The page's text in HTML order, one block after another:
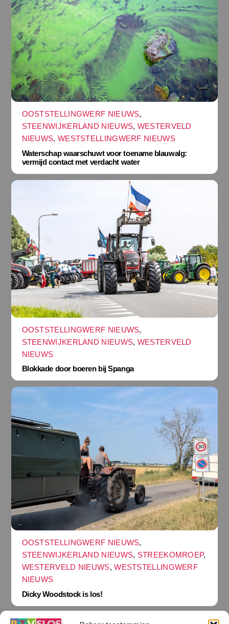
OOSTSTELLINGWERF NIEUWS,
STEENWIJKERLAND NIEUWS, WESTERVELD
NIEUWS, WESTSTELLINGWERF NIEUWS
Waterschap waarschuwt voor toename blauwalg:
vermijd contact met verdacht water
OOSTSTELLINGWERF NIEUWS,
STEENWIJKERLAND NIEUWS, WESTERVELD
NIEUWS
Blokkade door boeren bij Spanga
OOSTSTELLINGWERF NIEUWS,
STEENWIJKERLAND NIEUWS, STREEKOMROEP,
WESTERVELD NIEUWS,WESTSTELLINGWERF
NIEUWS
Dicky Woodstock is los!